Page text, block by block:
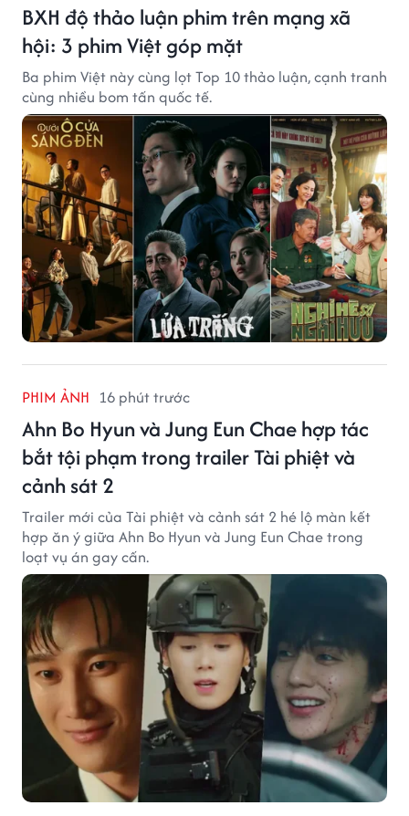
BXH độ thảo luận phim trên mạng xã
hội: 3 phim Việt góp mặt
Ba phim Việt này cùng lọt Top 10 thảo luận, cạnh tranh
cùng nhiều bom tấn quốc tế.
PHIM ẢNH 16 phút trước
Ahn Bo Hyun và Jung Eun Chae hợp tác
bắt tội phạm trong trailer Tài phiệt và
cảnh sát 2
Trailer mới của Tài phiệt và cảnh sát 2 hé lộ màn kết
hợp ăn ý giữa Ahn Bo Hyun và Jung Eun Chae trong
loạt vụ án gay cấn.